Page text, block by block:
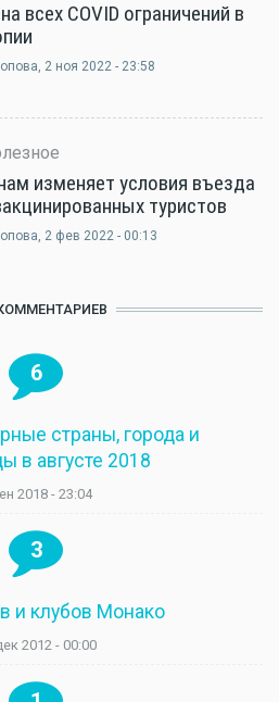
всех COVID ограничений в
, 2 ноя 2022 - 23:58
изменяет условия въезда
туристов
, 2 фев 2022 - 00:13
6
страны, города и
в августе 2018
2018 - 23:04
3
и клубов Монако
2012 - 00:00